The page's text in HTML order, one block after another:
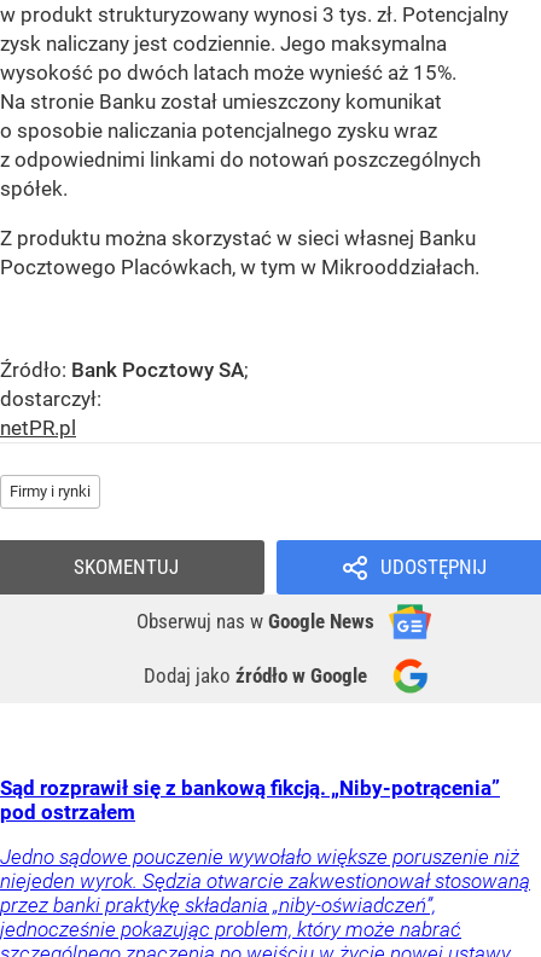
w produkt strukturyzowany wynosi 3 tys. zł. Potencjalny
zysk naliczany jest codziennie. Jego maksymalna
wysokość po dwóch latach może wynieść aż 15%.
Na stronie Banku został umieszczony komunikat
o sposobie naliczania potencjalnego zysku wraz
z odpowiednimi linkami do notowań poszczególnych
spółek.
Z produktu można skorzystać w sieci własnej Banku
Pocztowego Placówkach, w tym w Mikrooddziałach.
Źródło: Bank Pocztowy SA;
dostarczył:
netPR.pl
Firmy i rynki
UDOSTĘPNIJ
Obserwuj nas w Google News
Dodaj jako źródło w Google
SKOMENTUJ
Sąd rozprawił się z bankową fikcją. „Niby-potrącenia”
pod ostrzałem
Jedno sądowe pouczenie wywołało większe poruszenie niż
niejeden wyrok. Sędzia otwarcie zakwestionował stosowaną
przez banki praktykę składania „niby-oświadczeń”,
jednocześnie pokazując problem, który może nabrać